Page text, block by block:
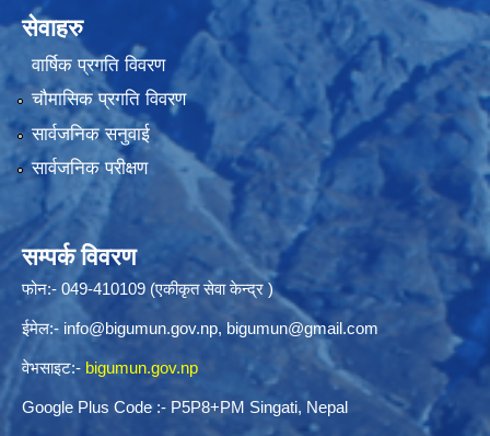
सेवाहरु
वार्षिक प्रगति विवरण
चौमासिक प्रगति विवरण
सार्वजनिक सनुवाई
सार्वजनिक परीक्षण
सम्पर्क विवरण
फोन:- 049-410109 (एकीकृत सेवा केन्द्र )
ईमेल:- info@bigumun.gov.np, bigumun@gmail.com
वेभसाइट:- bigumun.gov.np
Google Plus Code :- P5P8+PM Singati, Nepal